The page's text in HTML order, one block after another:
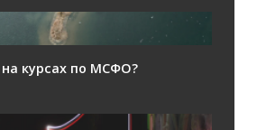
курсах по МСФО?